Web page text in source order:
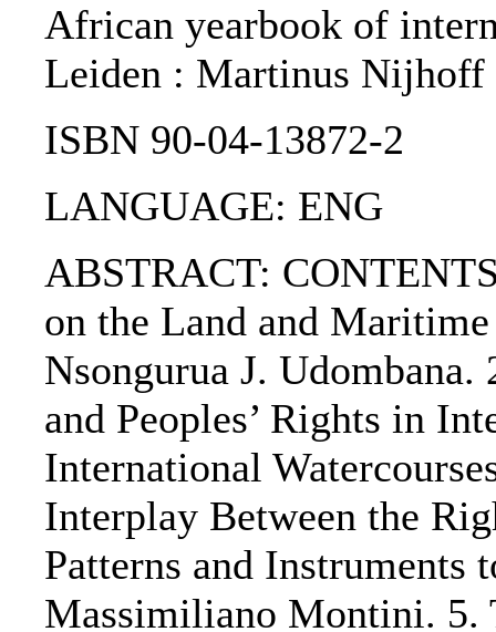
African yearbook of
Leiden : Martinus Nijhoff
ISBN 90-04-13872-2
LANGUAGE: ENG
ABSTRACT:
on the Land and
Nsongurua J.
and Peoples’ Rights in
International
Interplay Between the
Patterns and Instruments
Massimiliano Montini. 5.